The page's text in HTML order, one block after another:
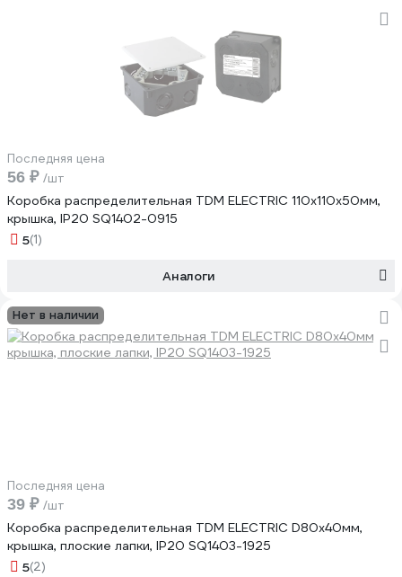
Последняя цена
56 ₽ /шт
Коробка распределительная TDM ELECTRIC 110х110х50мм,
крышка, IP20 SQ1402-0915
5(1)
Аналоги
Нет в наличии
Последняя цена
39 ₽ /шт
Коробка распределительная TDM ELECTRIC D80х40мм,
крышка, плоские лапки, IP20 SQ1403-1925
5(2)